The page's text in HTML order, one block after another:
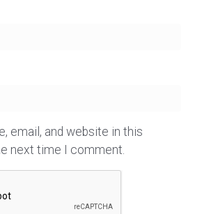
email, and website in this
next time I comment.